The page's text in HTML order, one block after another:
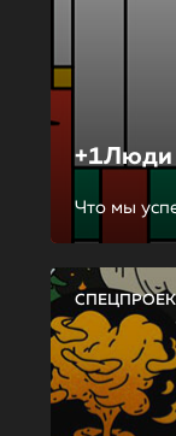
+1Люди
Что мы